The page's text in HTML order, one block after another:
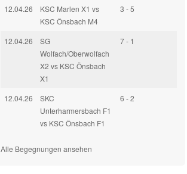
12.04.26
KSC Marlen X1 vs
KSC Önsbach M4
3 - 5
12.04.26
SG
Wolfach/Oberwolfach
X2 vs KSC Önsbach
X1
7 - 1
12.04.26
SKC
Unterharmersbach F1
vs KSC Önsbach F1
6 - 2
Alle Begegnungen ansehen